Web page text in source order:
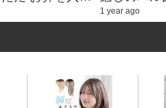
1 year ago